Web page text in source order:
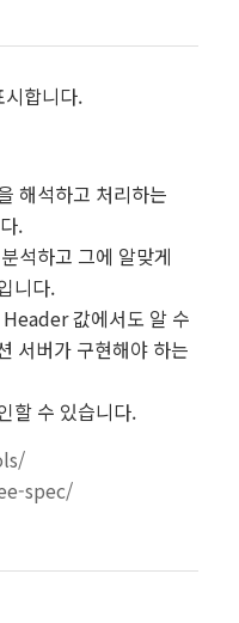
합니다.
해석하고 처리하는
.
석하고 그에 알맞게
니다.
값에서도 알 수
서버가 구현해야 하는
할 수 있습니다.
spec/